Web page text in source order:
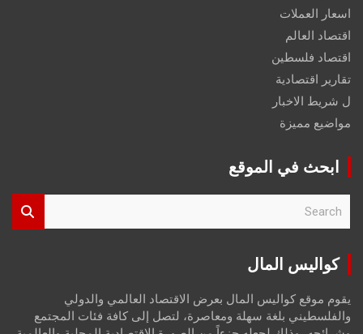
اسعار العملات
اقتصاد العالم
اقتصاد فلسطين
تقارير اقتصادية
ل شريط الاخبار
مواضيع مميزة
ابحث في الموقع
r
كواليس المال
يقوم موقع كواليس المال بعرض الاقتصاد العالمي والدولي
والفلسطيني بلغة سهلة ومعاصرة، لتصل إلى كافة فئات المجتمع